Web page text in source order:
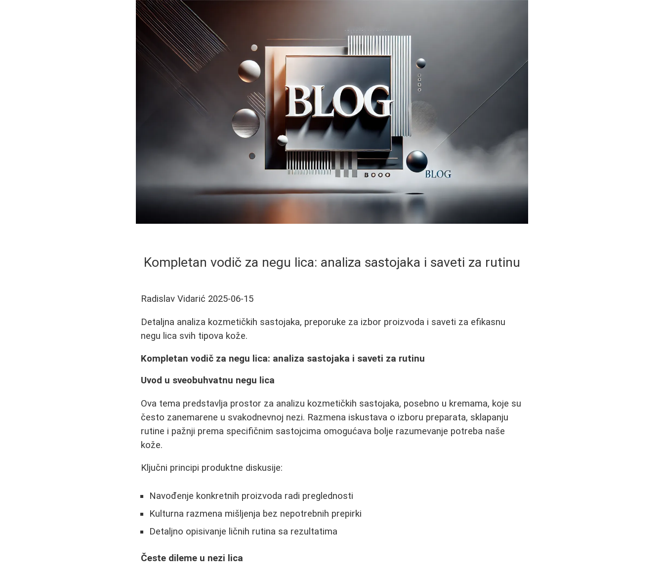
Kompletan vodič za negu lica: analiza sastojaka i saveti za rutinu
Radislav Vidarić 2025-06-15
Detaljna analiza kozmetičkih sastojaka, preporuke za izbor proizvoda i saveti za efikasnu
negu lica svih tipova kože.
Kompletan vodič za negu lica: analiza sastojaka i saveti za rutinu
Uvod u sveobuhvatnu negu lica
Ova tema predstavlja prostor za analizu kozmetičkih sastojaka, posebno u kremama, koje su
često zanemarene u svakodnevnoj nezi. Razmena iskustava o izboru preparata, sklapanju
rutine i pažnji prema specifičnim sastojcima omogućava bolje razumevanje potreba naše
kože.
Ključni principi produktne diskusije:
Navođenje konkretnih proizvoda radi preglednosti
Kulturna razmena mišljenja bez nepotrebnih prepirki
Detaljno opisivanje ličnih rutina sa rezultatima
Česte dileme u nezi lica